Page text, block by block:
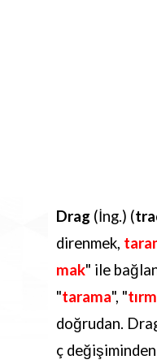
Drag (İng.) (
direnmek,
mak" ile
"tarama", "
doğrudan.
ç